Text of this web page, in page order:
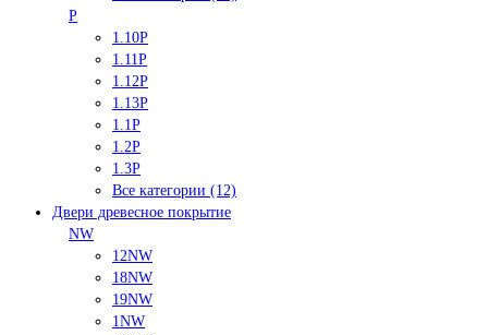
P
1.10P
1.11P
1.12P
1.13P
1.1P
1.2P
1.3P
Все категории (12)
Двери древесное покрытие
NW
12NW
18NW
19NW
1NW